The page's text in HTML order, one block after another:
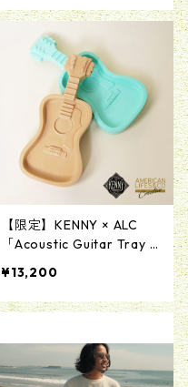
HARADA」陶器製お香立て
＆トレー
【限定】KENNY × ALC
「Acoustic Guitar Tray P
RES」レジン製ギタートレ
イ
¥13,200